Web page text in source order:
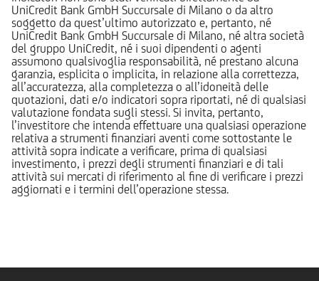
UniCredit Bank GmbH Succursale di Milano o da altro
soggetto da quest’ultimo autorizzato e, pertanto, né
UniCredit Bank GmbH Succursale di Milano, né altra società
del gruppo UniCredit, né i suoi dipendenti o agenti
assumono qualsivoglia responsabilità, né prestano alcuna
garanzia, esplicita o implicita, in relazione alla correttezza,
all’accuratezza, alla completezza o all’idoneità delle
quotazioni, dati e/o indicatori sopra riportati, né di qualsiasi
valutazione fondata sugli stessi. Si invita, pertanto,
l’investitore che intenda effettuare una qualsiasi operazione
relativa a strumenti finanziari aventi come sottostante le
attività sopra indicate a verificare, prima di qualsiasi
investimento, i prezzi degli strumenti finanziari e di tali
attività sui mercati di riferimento al fine di verificare i prezzi
aggiornati e i termini dell’operazione stessa.